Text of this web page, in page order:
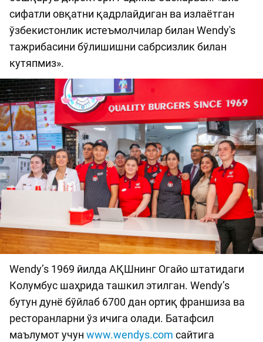
сифатли овқатни қадрлайдиган ва излаётган
ўзбекистонлик истеъмолчилар билан Wendy's
тажрибасини бўлишишни сабрсизлик билан
кутяпмиз».
Wendy’s 1969 йилда АҚШнинг Огайо штатидаги
Колумбус шаҳрида ташкил этилган. Wendy’s
бутун дунё бўйлаб 6700 дан ортиқ франшиза ва
ресторанларни ўз ичига олади. Батафсил
маълумот учун www.wendys.com сайтига